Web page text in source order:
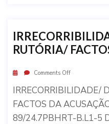
RUTÓRIA/
Comments Off
IRRECORRIBILIDADE/
FACTOS DA
89/24.7PBHRT-B.L1-5